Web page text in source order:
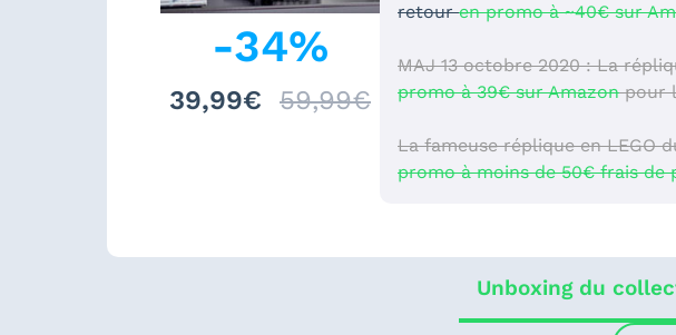
-34%
39,99€ 59,99€
retouren promo à ~40€ sur
MAJ 13 octobre 2020 : La
promo à 39€ sur Amazonpour
La fameuse réplique en LEGO
promo à moins de 50€ frais de
Unboxing du